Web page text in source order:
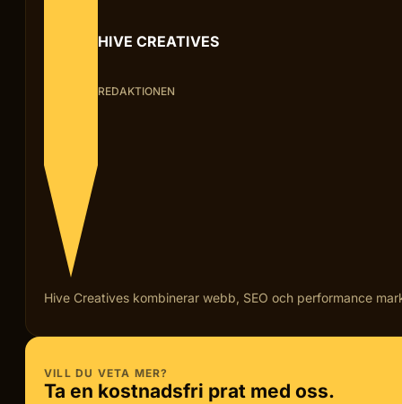
HIVE CREATIVES
REDAKTIONEN
Hive Creatives kombinerar webb, SEO och performance
VILL DU VETA MER?
Ta en kostnadsfri prat med oss.